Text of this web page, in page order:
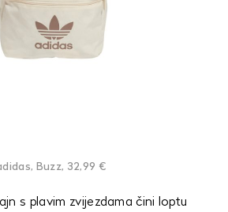
Buzz, 32,99 €
s plavim zvijezdama čini loptu